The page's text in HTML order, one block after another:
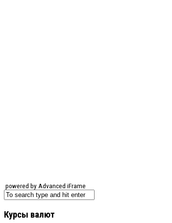
powered by Advanced iFrame
Курсы валют